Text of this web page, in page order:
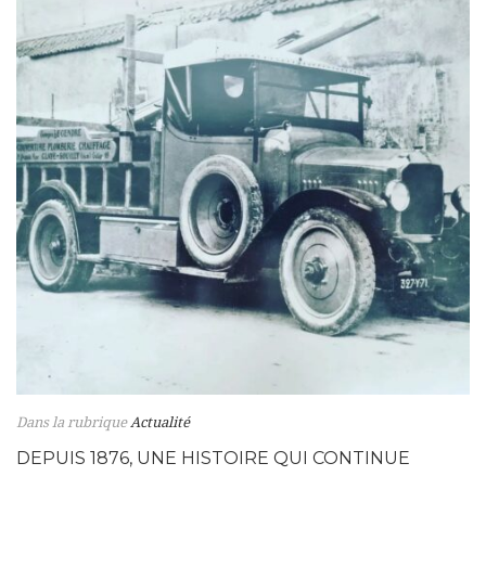
Dans la rubrique Actualité
DEPUIS 1876, UNE HISTOIRE QUI CONTINUE